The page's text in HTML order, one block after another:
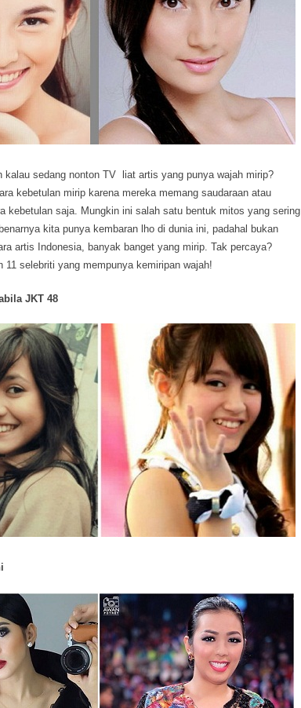
kalau sedang nonton TV liat artis yang punya wajah mirip?
kebetulan mirip karena mereka memang saudaraan atau
kebetulan saja. Mungkin ini salah satu bentuk mitos yang sering
kita punya kembaran lho di dunia ini, padahal bukan
artis Indonesia, banyak banget yang mirip. Tak percaya?
11 selebriti yang mempunya kemiripan wajah!
JKT 48